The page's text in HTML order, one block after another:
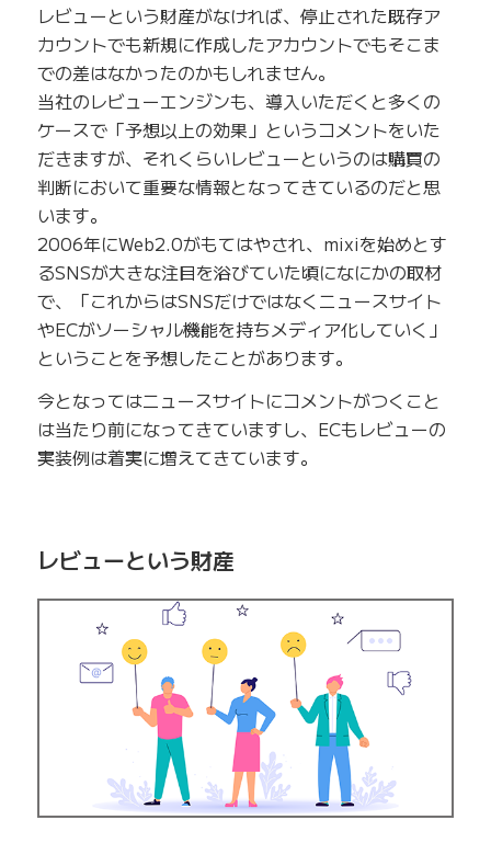
レビューという財産がなければ、停止された既存ア
カウントでも新規に作成したアカウントでもそこま
での差はなかったのかもしれません。
当社のレビューエンジンも、導入いただくと多くの
ケースで「予想以上の効果」というコメントをいた
だきますが、それくらいレビューというのは購買の
判断において重要な情報となってきているのだと思
います。
2006年にWeb2.0がもてはやされ、mixiを始めとす
るSNSが大きな注目を浴びていた頃になにかの取材
で、「これからはSNSだけではなくニュースサイト
やECがソーシャル機能を持ちメディア化していく」
ということを予想したことがあります。
今となってはニュースサイトにコメントがつくこと
は当たり前になってきていますし、ECもレビューの
実装例は着実に増えてきています。
レビューという財産